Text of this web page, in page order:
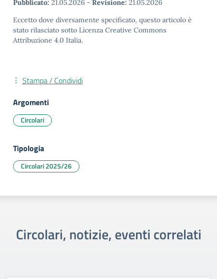
Pubblicato: 21.05.2026 - Revisione: 21.05.2026
Eccetto dove diversamente specificato, questo articolo è
stato rilasciato sotto Licenza Creative Commons
Attribuzione 4.0 Italia.
Stampa / Condividi
Argomenti
Circolari
Tipologia
Circolari 2025/26
Circolari, notizie, eventi correlati